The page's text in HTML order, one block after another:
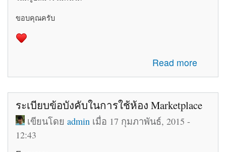
ขอบคุณครับ
Read more
about รับสมัครทีมงานอัพเดทข่าวสารเกี่ยวกับ Drupal ใน
ประเทศไทย
ระเบียบข้อบังคับในการใช้ห้อง Marketplace
เขียนโดยadmin เมื่อ 17 กุมภาพันธ์, 2015 -
12:43